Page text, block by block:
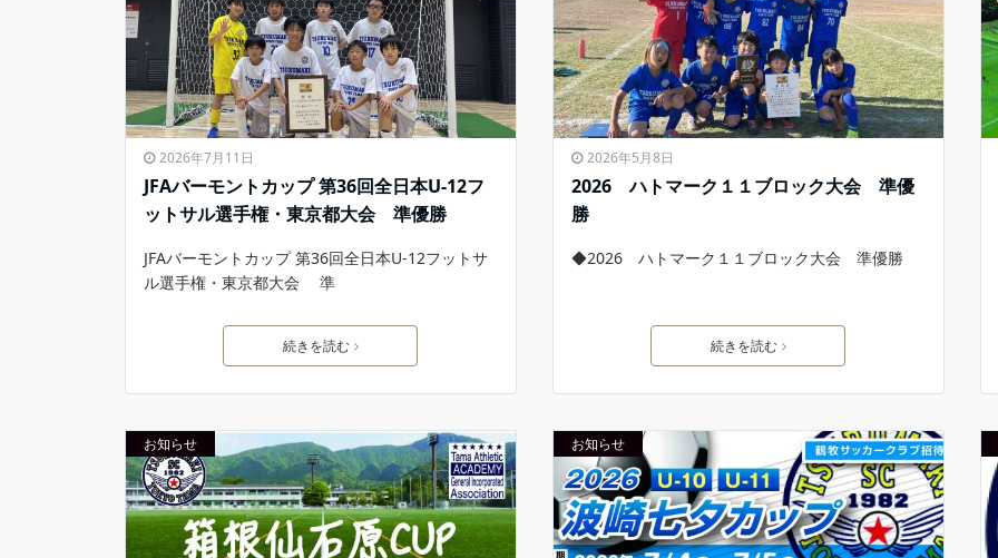
2026年7月11日
JFAバーモントカップ 第36回全日本U-12フ
ットサル選手権・東京都大会 準優勝
JFAバーモントカップ 第36回全日本U-12フットサ
ル選手権・東京都大会 準
続きを読む
2026年5月8日
2026 ハトマーク１１ブロック大会 準優
勝
◆2026 ハトマーク１１ブロック大会 準優勝
続きを読む
お知らせ お知らせ